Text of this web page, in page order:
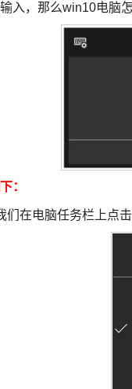
入，那么win10电脑
：
们在电脑任务栏上点